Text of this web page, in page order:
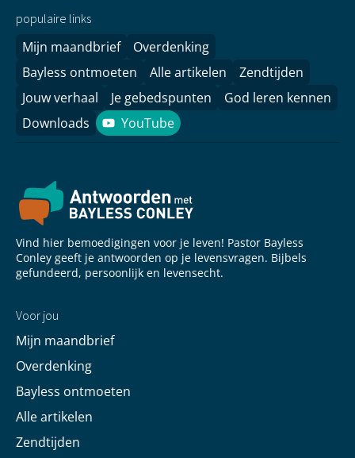
populaire links
Mijn maandbrief
Overdenking
Bayless ontmoeten
Alle artikelen
Zendtijden
Jouw verhaal
Je gebedspunten
God leren kennen
Downloads
YouTube
YouTube
Vind hier bemoedigingen voor je leven! Pastor Bayless
Conley geeft je antwoorden op je levensvragen. Bijbels
gefundeerd, persoonlijk en levensecht.
Voor jou
Mijn maandbrief
Overdenking
Bayless ontmoeten
Alle artikelen
Zendtijden